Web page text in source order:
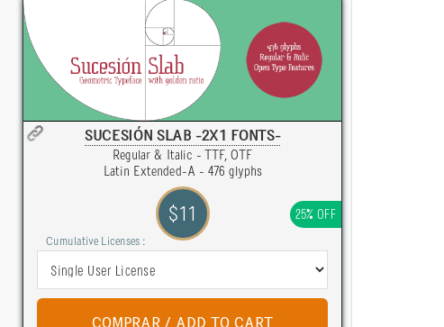
SUCESIÓN SLAB -2X1 FONTS-
Regular & Italic - TTF, OTF
Latin Extended-A - 476 glyphs
25% OFF
$11
Cumulative Licenses :